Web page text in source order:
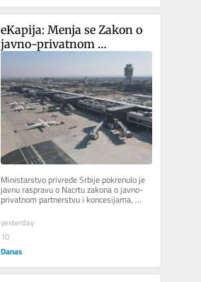
eKapija: Menja se Zakon o
javno-privatnom
poseban službenik koji će
biti upisan u registar
Ministarstvo privrede Srbije pokrenulo je
javnu raspravu o Nacrtu zakona o javno-
privatnom partnerstvu i koncesijama,
posle 14 godina primene...
yesterday
10
Danas